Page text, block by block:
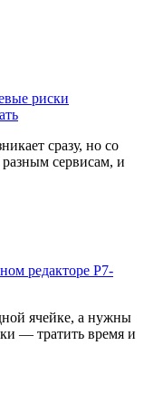
риски
сразу, но со
сервисам, и
редакторе Р7-
ячейке, а нужны
— тратить время и